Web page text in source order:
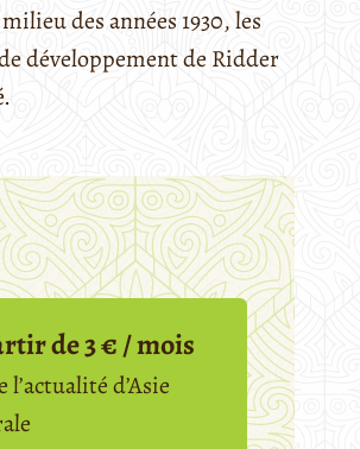
des années 1930, les
développement de Ridder
de 3 € / mois
l’actualité d’Asie